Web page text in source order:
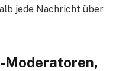
jede Nachricht über
Moderatoren,